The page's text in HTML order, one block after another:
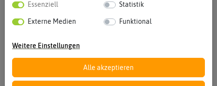
Blockpaprika
Essenziell Statistik
Externe Medien Funktional
Weitere Einstellungen
Alle akzeptieren